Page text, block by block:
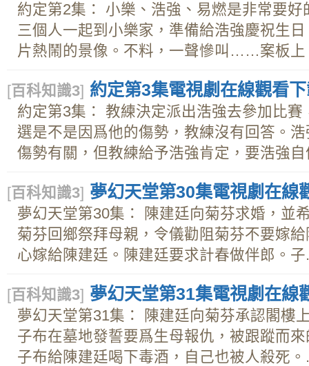
約定第2集： 小樂、浩強、易燃是非常要
三個人一起到小樂家，準備給浩強慶祝生
片熱鬧的景像。不料，一聲慘叫……案板上
[百科知識3] 約定第3集電視劇在線觀看
約定第3集： 教練決定派出浩強去參加比
選是不是因爲他的傷勢，教練沒有回答。
傷勢有關，但教練給予浩強肯定，要浩強自
[百科知識3] 夢幻天堂第30集電視劇在線
夢幻天堂第30集： 陳建廷向菊芬求婚，並
菊芬回鄉祭拜母親，令儀勸阻菊芬不要嫁
心嫁給陳建廷。陳建廷要求計春做伴郎。子
[百科知識3] 夢幻天堂第31集電視劇在線
夢幻天堂第31集： 陳建廷向菊芬承認閣樓
子布在墓地發誓要爲生母報仇，被跟蹤而
子布給陳建廷喝下毒酒，自己也被人殺死。